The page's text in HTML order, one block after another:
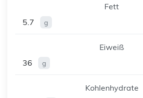
Fett
5.7
g
Eiweiß
36
g
Kohlenhydrate